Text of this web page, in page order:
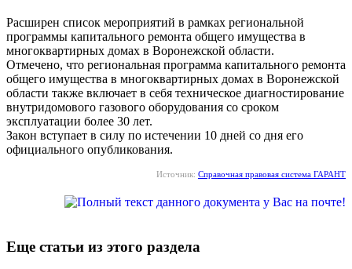
Расширен список мероприятий в рамках региональной
программы капитального ремонта общего имущества в
многоквартирных домах в Воронежской области.
Отмечено, что региональная программа капитального ремонта
общего имущества в многоквартирных домах в Воронежской
области также включает в себя техническое диагностирование
внутридомового газового оборудования со сроком
эксплуатации более 30 лет.
Закон вступает в силу по истечении 10 дней со дня его
официального опубликования.
Источник: Справочная правовая система ГАРАНТ
Еще статьи из этого раздела